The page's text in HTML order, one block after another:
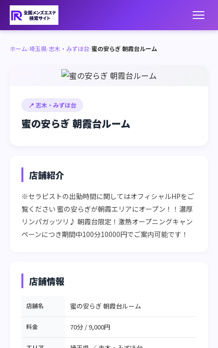
ホーム›埼玉県›志木・みずほ台›蜜の安らぎ 朝霞台ルーム
📍 志木・みずほ台
蜜の安らぎ 朝霞台ルーム
店舗紹介
※セラピストの出勤時間に関してはオフィシャルHPをご
覧ください 蜜の安らぎが朝霞エリアにオープン！！濃厚
リンパガッツリ♪ 朝霞台限定！激熱オープニングキャン
ペーンにつき期間中100分10000円でご案内可能です！
店舗情報
店舗名 蜜の安らぎ 朝霞台ルーム
料金 70分 / 9,000円